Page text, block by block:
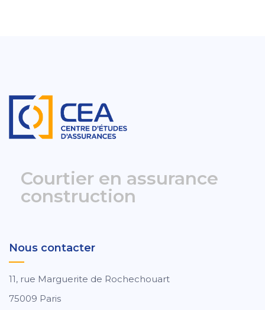
Courtier en assurance
construction
Nous contacter
11, rue Marguerite de Rochechouart
75009 Paris